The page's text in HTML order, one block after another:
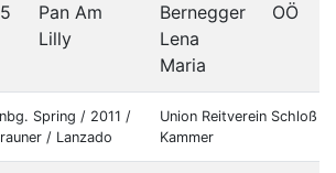
Pan Am
Lilly
Bernegger
Lena
Maria
OÖ
Spring / 2011 /
/ Lanzado
Union Reitverein Schloß
Kammer